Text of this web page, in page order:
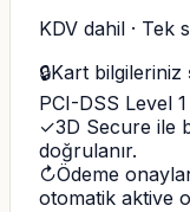
KDV dahil · Tek
🔒Kart bilgileriniz
PCI-DSS Level
✓3D Secure ile
doğrulanır.
↻Ödeme
otomatik aktive